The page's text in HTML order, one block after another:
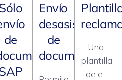
Sólo
de
SAP
Envío
desasistido
de
documentos
Una
plantilla
de e-